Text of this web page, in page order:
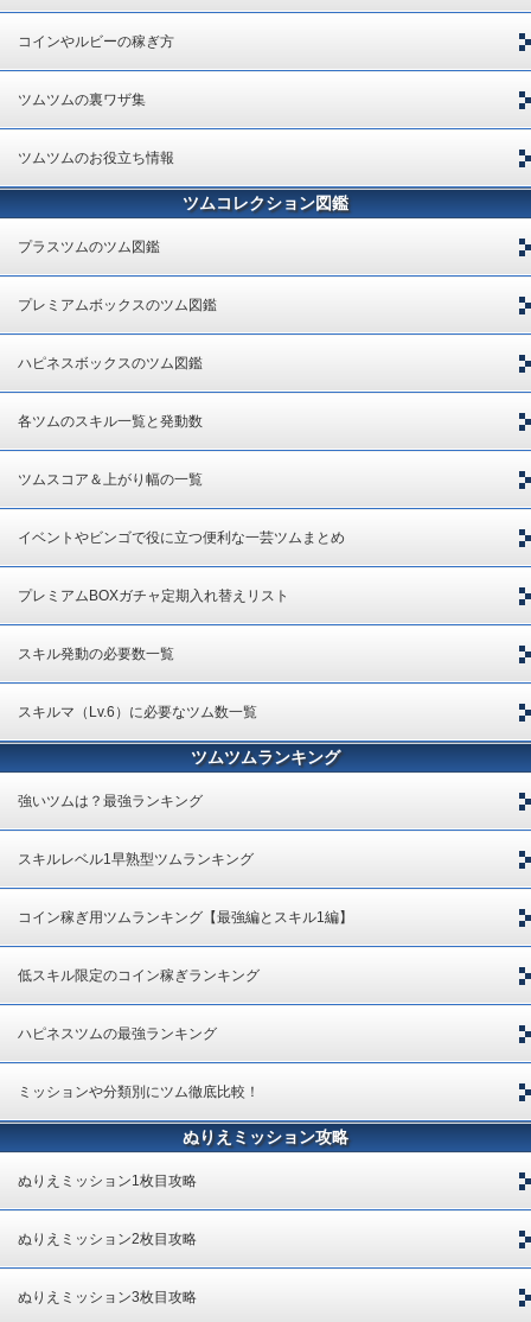
コインやルビーの稼ぎ方
ツムツムの裏ワザ集
ツムツムのお役立ち情報
ツムコレクション図鑑
プラスツムのツム図鑑
プレミアムボックスのツム図鑑
ハピネスボックスのツム図鑑
各ツムのスキル一覧と発動数
ツムスコア＆上がり幅の一覧
イベントやビンゴで役に立つ便利な一芸ツムまとめ
プレミアムBOXガチャ定期入れ替えリスト
スキル発動の必要数一覧
スキルマ（Lv.6）に必要なツム数一覧
ツムツムランキング
強いツムは？最強ランキング
スキルレベル1早熟型ツムランキング
コイン稼ぎ用ツムランキング【最強編とスキル1編】
低スキル限定のコイン稼ぎランキング
ハピネスツムの最強ランキング
ミッションや分類別にツム徹底比較！
ぬりえミッション攻略
ぬりえミッション1枚目攻略
ぬりえミッション2枚目攻略
ぬりえミッション3枚目攻略